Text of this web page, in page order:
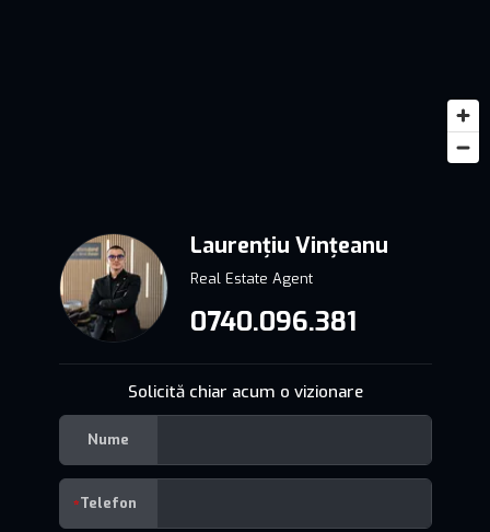
Laurențiu Vințeanu
Real Estate Agent
0740.096.381
Solicită chiar acum o vizionare
Nume
Telefon